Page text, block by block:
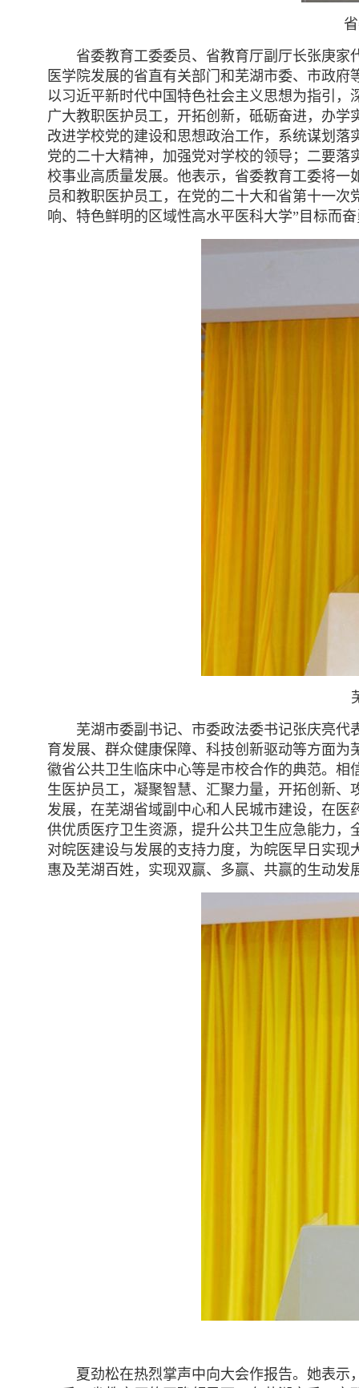
省委教育工委委员、省教育厅副厅长张庚
医学院发展的省直有关部门和芜湖市委、市政
以习近平新时代中国特色社会主义思想为指引
广大教职医护员工，开拓创新，砥砺奋进，办
改进学校党的建设和思想政治工作，系统谋划
党的二十大精神，加强党对学校的领导；二要
校事业高质量发展。他表示，省委教育工委将
员和教职医护员工，在党的二十大和省第十一
响、特色鲜明的区域性高水平医科大学”目标而
芜湖市委副书记、市委政法委书记张庆亮
育发展、群众健康保障、科技创新驱动等方面
徽省公共卫生临床中心等是市校合作的典范。
生医护员工，凝聚智慧、汇聚力量，开拓创新
发展，在芜湖省域副中心和人民城市建设，在
供优质医疗卫生资源，提升公共卫生应急能力
对皖医建设与发展的支持力度，为皖医早日实
惠及芜湖百姓，实现双赢、多赢、共赢的生动发
夏劲松在热烈掌声中向大会作报告。她表